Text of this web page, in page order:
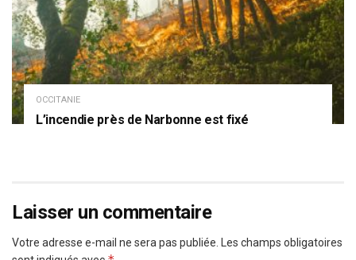
OCCITANIE
L’incendie près de Narbonne est fixé
Laisser un commentaire
Votre adresse e-mail ne sera pas publiée. Les champs obligatoires